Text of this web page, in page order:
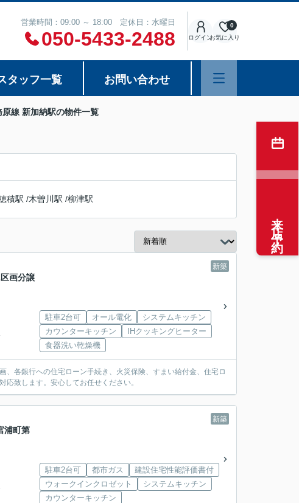
営業時間：09:00 ～ 18:00 定休日：水曜日
050-5433-2488 ログインお気に入り
0
タッフ一覧 お問い合わせ
原線 新加納駅の物件一覧
積駅 /木曽川駅 /柳津駅
新築
画分譲
駐車2台可 オール電化
システムキッチン
カウンターキッチン
IHクッキングヒーター
食器洗い乾燥機
、各銀行への住宅ローン手続き、火災保険、すまい給付金、住宅ロ
致します。安心してお任せください。
新築
浦町第
駐車2台可 都市ガス
建設住宅性能評価書付
ウォークインクロゼット
システムキッチン
カウンターキッチン
来店予約